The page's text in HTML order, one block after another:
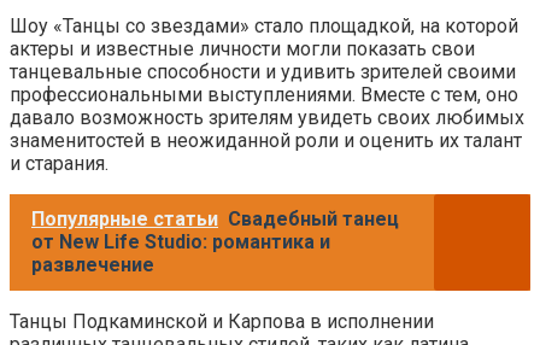
Шоу «Танцы со звездами» стало площадкой, на которой
актеры и известные личности могли показать свои
танцевальные способности и удивить зрителей своими
профессиональными выступлениями. Вместе с тем, оно
давало возможность зрителям увидеть своих любимых
знаменитостей в неожиданной роли и оценить их талант
и старания.
Популярные статьи Свадебный танец
от New Life Studio: романтика и
развлечение
Танцы Подкаминской и Карпова в исполнении